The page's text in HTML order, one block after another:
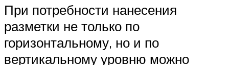
При потребности нанесения
разметки не только по
горизонтальному, но и по
вертикальному уровню можно